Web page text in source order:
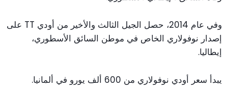
وفي عام 2014، حصل الجيل الثالث والأخير من أودي TT على
إصدار نوفولاري الخاص في موطن السائق الأسطوري،
إيطاليا.
يبدأ سعر أودي نوفولاري من 600 ألف يورو في ألمانيا.